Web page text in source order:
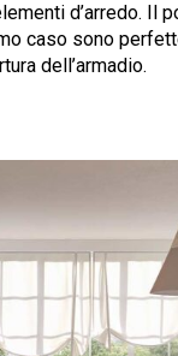
d’arredo. Il
caso sono
dell’armadio.